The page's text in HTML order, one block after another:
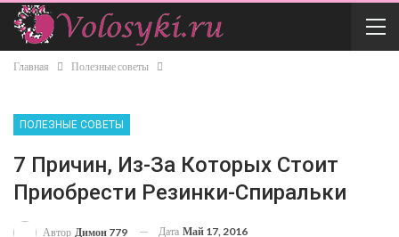
Главная Полезные советы
ПОЛЕЗНЫЕ СОВЕТЫ
7 Причин, Из-За Которых Стоит
Приобрести Резинки-Спиральки
Автор Димон 779 Дата Май 17, 2016